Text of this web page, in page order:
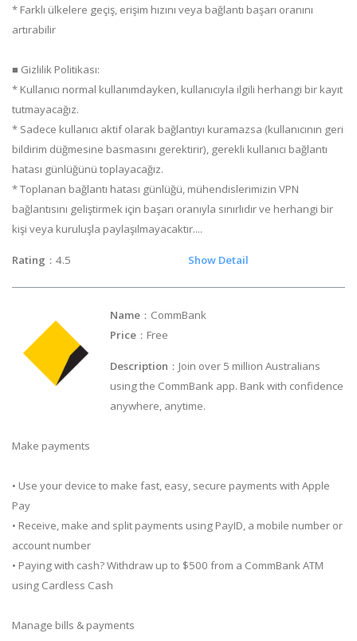
* Farklı ülkelere geçiş, erişim hızını veya bağlantı başarı oranını
artırabilir
■ Gizlilik Politikası:
* Kullanıcı normal kullanımdayken, kullanıcıyla ilgili herhangi bir kayıt
tutmayacağız.
* Sadece kullanıcı aktif olarak bağlantıyı kuramazsa (kullanıcının geri
bildirim düğmesine basmasını gerektirir), gerekli kullanıcı bağlantı
hatası günlüğünü toplayacağız.
* Toplanan bağlantı hatası günlüğü, mühendislerimizin VPN
bağlantısını geliştirmek için başarı oranıyla sınırlıdır ve herhangi bir
kişi veya kuruluşla paylaşılmayacaktır....
Rating ：4.5 Show Detail
Name ：CommBank
Price ：Free
Description ：Join over 5 million Australians
using the CommBank app. Bank with confidence
anywhere, anytime.
Make payments
• Use your device to make fast, easy, secure payments with Apple
Pay
• Receive, make and split payments using PayID, a mobile number or
account number
• Paying with cash? Withdraw up to $500 from a CommBank ATM
using Cardless Cash
Manage bills & payments